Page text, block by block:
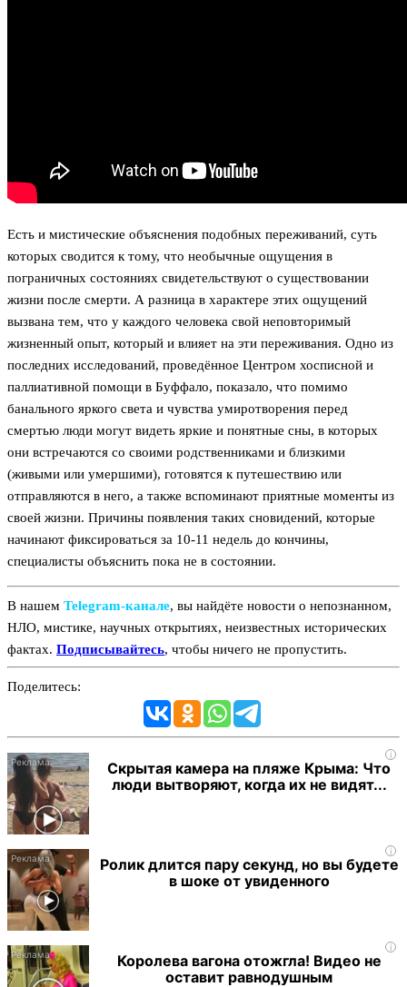
Есть и мистические объяснения подобных переживаний, суть
которых сводится к тому, что необычные ощущения в
пограничных состояниях свидетельствуют о существовании
жизни после смерти. А разница в характере этих ощущений
вызвана тем, что у каждого человека свой неповторимый
жизненный опыт, который и влияет на эти переживания. Одно из
последних исследований, проведённое Центром хосписной и
паллиативной помощи в Буффало, показало, что помимо
банального яркого света и чувства умиротворения перед
смертью люди могут видеть яркие и понятные сны, в которых
они встречаются со своими родственниками и близкими
(живыми или умершими), готовятся к путешествию или
отправляются в него, а также вспоминают приятные моменты из
своей жизни. Причины появления таких сновидений, которые
начинают фиксироваться за 10-11 недель до кончины,
специалисты объяснить пока не в состоянии.
В нашем Telegram‑канале, вы найдёте новости о непознанном,
НЛО, мистике, научных открытиях, неизвестных исторических
фактах. Подписывайтесь, чтобы ничего не пропустить.
Поделитесь:
i
Скрытая камера на пляже Крыма: Что
люди вытворяют, когда их не видят...
i
Ролик длится пару секунд, но вы будете
в шоке от увиденного
i
Королева вагона отожгла! Видео не
оставит равнодушным